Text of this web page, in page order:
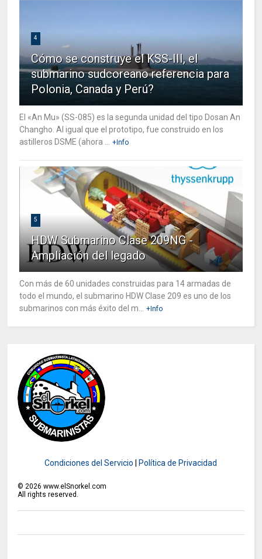
4
Cómo se construye el KSS-III, el
submarino sudcoreano referencia para
Polonia, Canada y Perú?
El «An Mu» (SS-085) es la segunda unidad del tipo Dosan An
Changho. Al igual que el prototipo, fue construido en los
astilleros DSME (ahora ...
+Info
5
HDW Submarino Clase 209NG -
Ampliación del legado
Con más de 60 unidades construidas para 14 armadas de
todo el mundo, el submarino HDW Clase 209 es uno de los
submarinos con más éxito del m...
+Info
Condiciones del Servicio Política de Privacidad
© 2026 www.elSnorkel.com
All rights reserved.